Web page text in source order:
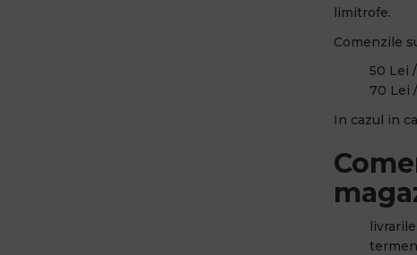
limitrofe.
Comenzile
50 Lei
70 Lei
In cazul in